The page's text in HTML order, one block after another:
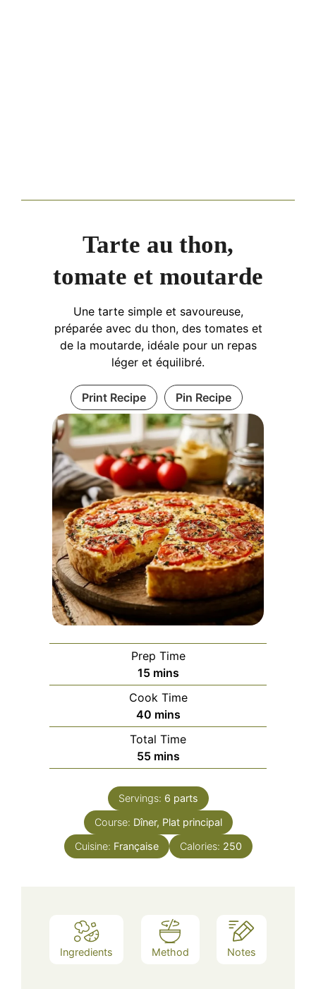
Tarte au thon,
tomate et moutarde
Une tarte simple et savoureuse,
préparée avec du thon, des tomates et
de la moutarde, idéale pour un repas
léger et équilibré.
Print Recipe Pin Recipe
Prep Time
15minutes
mins
Cook Time
40minutes
mins
Total Time
55minutes
mins
Servings: 6 parts
Course: Dîner, Plat principal
Cuisine: Française Calories: 250
Ingredients Method Notes